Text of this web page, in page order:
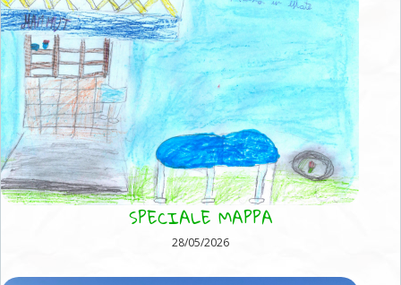
SPECIALE MAPPA
28/05/2026